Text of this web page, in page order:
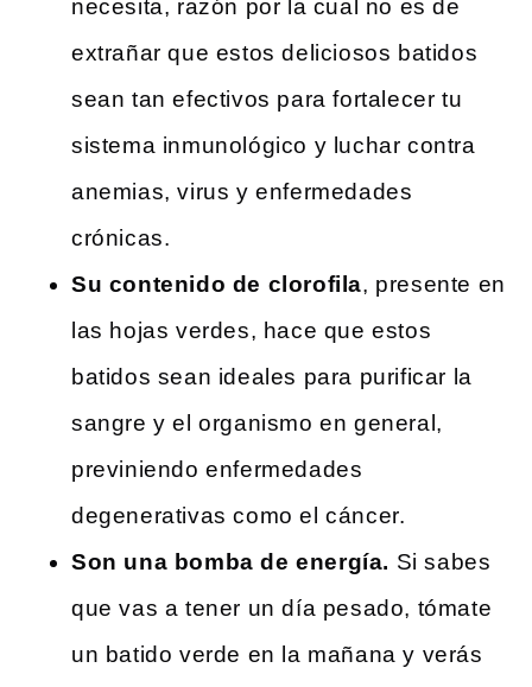
necesita, razón por la cual no es de
extrañar que estos deliciosos batidos
sean tan efectivos para fortalecer tu
sistema inmunológico y luchar contra
anemias, virus y enfermedades
crónicas.
Su contenido de clorofila, presente en
las hojas verdes, hace que estos
batidos sean ideales para purificar la
sangre y el organismo en general,
previniendo enfermedades
degenerativas como el cáncer.
Son una bomba de energía. Si sabes
que vas a tener un día pesado, tómate
un batido verde en la mañana y verás